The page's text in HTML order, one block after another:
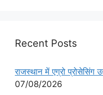
Recent Posts
राजस्थान में एग्रो प्रोसेसिंग
07/08/2026